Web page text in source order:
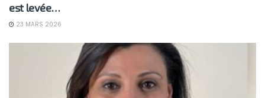
est levée…
23 MARS 2026